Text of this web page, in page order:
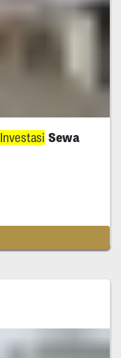
Investasi Sewa